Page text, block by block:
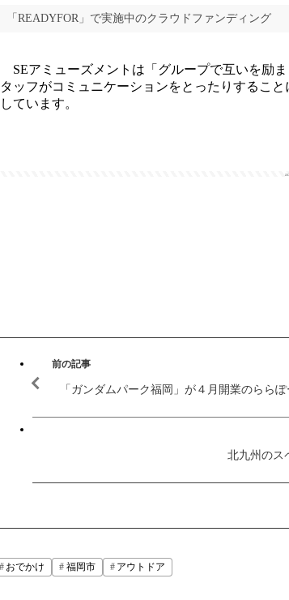
「READYFOR」で実施中のクラウドファンディング
SEアミューズメントは「グループで互いを励
タッフがコミュニケーションをとったりするこ
しています。
前の記事
「ガンダムパーク福岡」が４月開業のらら
北九州のス
おでかけ 福岡市 アウトドア